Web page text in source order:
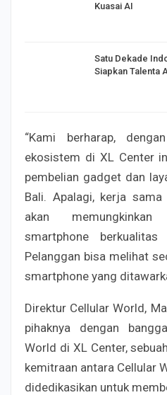
Kuasai AI
Satu Dekade
Siapkan Talenta
“Kami berharap,
ekosistem di XL Center
pembelian gadget dan
Bali. Apalagi, kerja
akan
smartphone
Pelanggan bisa melihat
smartphone yang
Direktur Cellular World,
pihaknya dengan
World di XL Center,
kemitraan antara Cellular
didedikasikan untuk